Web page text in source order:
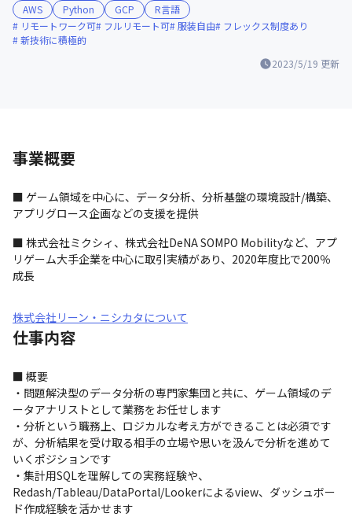
2023/5/19 更新
AWS Python GCP
R言語
リモートワーク可
フルリモート可 服装自由
フレックス制度あり
新技術に積極的
事業概要
■ ゲーム領域を中心に、データ分析、分析基盤の環境設計/構築、
アプリグロース企画などの支援を提供
■ 株式会社ミクシィ、株式会社DeNA SOMPO Mobilityなど、アプ
リゲーム大手企業を中心に取引実績があり、2020年度比で200％
成長
株式会社リーン・ニシカタについて
仕事内容
■ 概要
・問題解決型のデータ分析の専門家集団と共に、ゲーム領域のデ
ータアナリストとして業務をお任せします
・分析という職務上、ロジカルな考え方ができることは必須です
が、分析結果を受け取る相手の立場や思いを汲んで分析を進めて
いくポジションです
・集計用SQLを理解しての実務経験や、
Redash/Tableau/DataPortal/Lookerによるview、ダッシュボー
ド作成経験を活かせます